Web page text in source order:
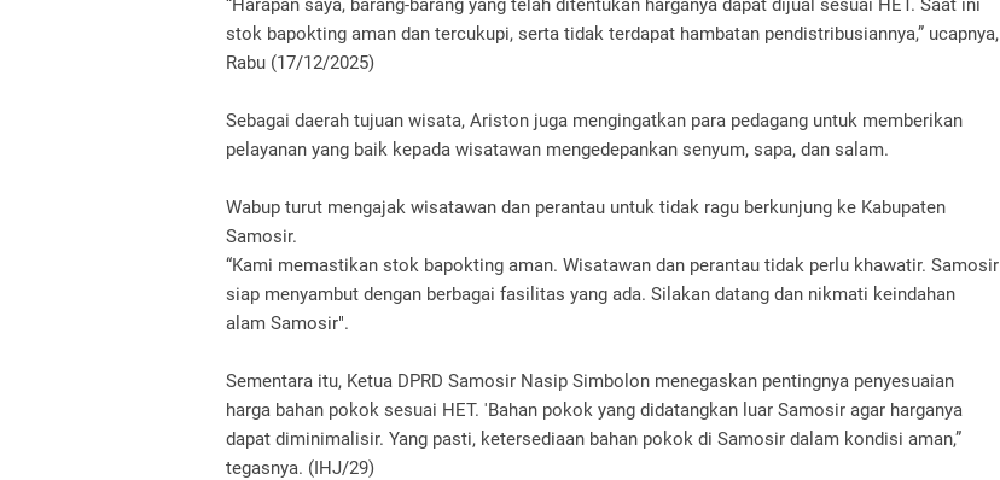
“Harapan saya, barang-barang yang telah ditentukan harganya dapat dijual sesuai HET. Saat ini
stok bapokting aman dan tercukupi, serta tidak terdapat hambatan pendistribusiannya,” ucapnya,
Rabu (17/12/2025)
Sebagai daerah tujuan wisata, Ariston juga mengingatkan para pedagang untuk memberikan
pelayanan yang baik kepada wisatawan mengedepankan senyum, sapa, dan salam.
Wabup turut mengajak wisatawan dan perantau untuk tidak ragu berkunjung ke Kabupaten
Samosir.
“Kami memastikan stok bapokting aman. Wisatawan dan perantau tidak perlu khawatir. Samosir
siap menyambut dengan berbagai fasilitas yang ada. Silakan datang dan nikmati keindahan
alam Samosir".
Sementara itu, Ketua DPRD Samosir Nasip Simbolon menegaskan pentingnya penyesuaian
harga bahan pokok sesuai HET. 'Bahan pokok yang didatangkan luar Samosir agar harganya
dapat diminimalisir. Yang pasti, ketersediaan bahan pokok di Samosir dalam kondisi aman,”
tegasnya. (IHJ/29)